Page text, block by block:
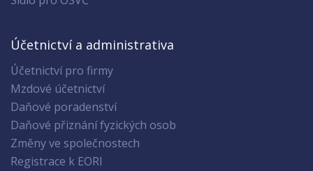
Účetnictví a administrativa
Účetnictví pro firmy
Mzdové účetnictví
Daňové poradenství
Daňové přiznání fyzických osob
Změny ve společnostech
Registrace k EORI